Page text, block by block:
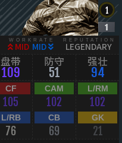
WORKRATE
MID MID
REPUTATION
LEGENDARY
盘带
109
防守
51
强壮
94
CF
105
CAM
102
L/RM
102
L/RB
76
CB
69
GK
21